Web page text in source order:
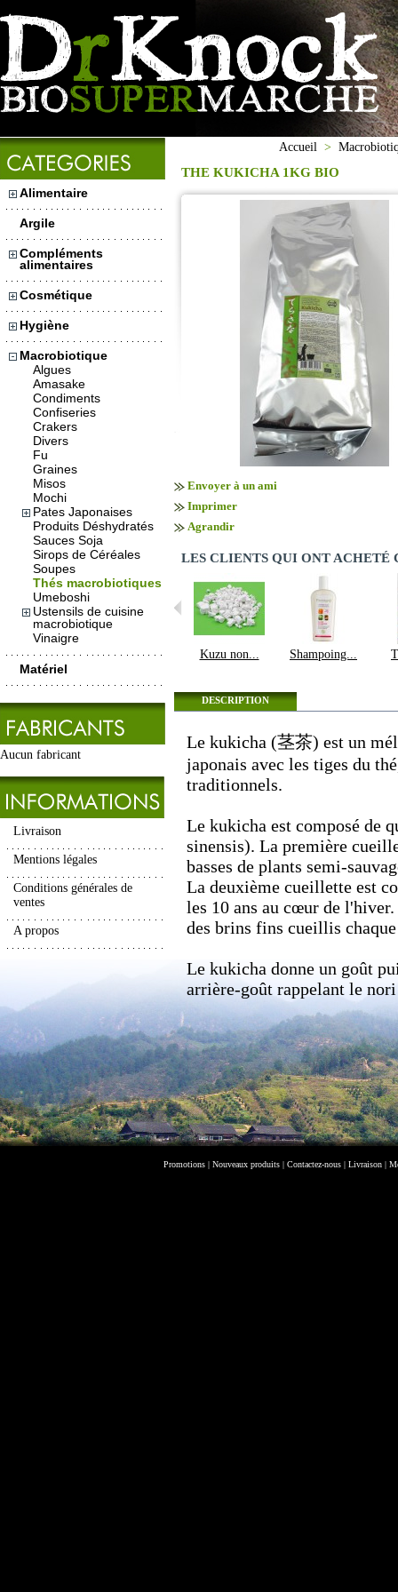
Alimentaire
Argile
Compléments
alimentaires
Cosmétique
Hygiène
Macrobiotique
Algues
Amasake
Condiments
Confiseries
Crakers
Divers
Fu
Graines
Misos
Mochi
Pates Japonaises
Produits Déshydratés
Sauces Soja
Sirops de Céréales
Soupes
Thés macrobiotiques
Umeboshi
Ustensils de cuisine
macrobiotique
Vinaigre
Matériel
Aucun fabricant
Livraison
Mentions légales
Conditions générales de
ventes
A propos
Accueil >
THE KUKICHA 1KG BIO
Envoyer à un ami
Imprimer
Agrandir
LES CLIENTS QUI ONT ACHETÉ
Kuzu non... Shampoing...
DESCRIPTION
Le kukicha (茎茶) est un
japonais avec les tiges du
traditionnels.
Le kukicha est composé de
sinensis). La première
basses de plants semi-
La deuxième cueillette est
les 10 ans au cœur de
des brins fins cueillis
Le kukicha donne un goût
arrière-goût rappelant le
Promotions| Nouveaux produits| Contactez-nous| Livraison|